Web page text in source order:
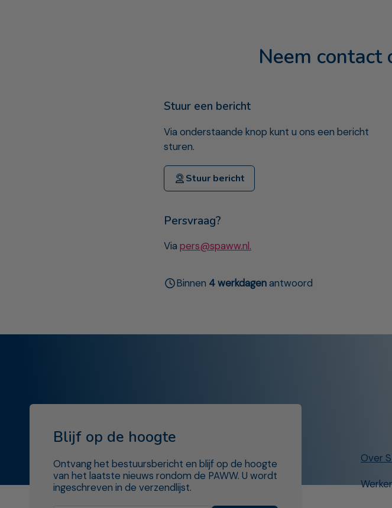
Neem
Stuur een bericht
Via onderstaande knop kunt u ons een bericht
sturen.
Stuur bericht
Persvraag?
Via pers@spaww.nl.
Binnen 4 werkdagenantwoord
Blijf op de hoogte
Ontvang het bestuursbericht en blijf op de hoogte
van het laatste nieuws rondom de PAWW. U wordt
ingeschreven in de verzendlijst.
Over